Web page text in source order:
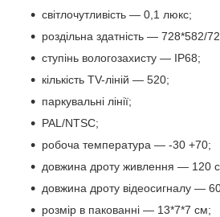
світлочутливість — 0,1 люкс;
роздільна здатність — 728*582/
ступінь вологозахисту — IP68;
кількість TV-ліній — 520;
паркувальні лінії;
PAL/NTSC;
робоча температура — -30 +70;
довжина дроту живлення — 120
довжина дроту відеосигналу —
розмір в пакованні — 13*7*7 см;